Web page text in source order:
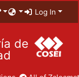
Log In
de